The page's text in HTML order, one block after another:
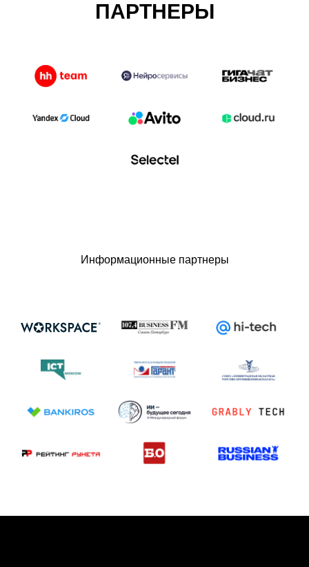
ПАРТНЕРЫ
Информационные партнеры